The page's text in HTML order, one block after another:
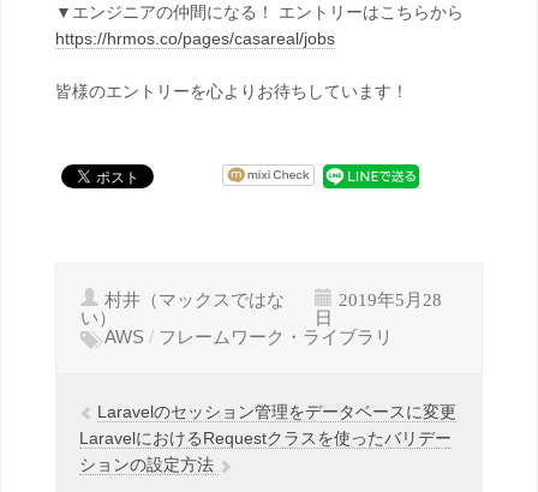
▼エンジニアの仲間になる！ エントリーはこちらから
https://hrmos.co/pages/casareal/jobs
皆様のエントリーを心よりお待ちしています！
村井（マックスではな
い）
2019年5月28
日
AWS / フレームワーク・ライブラリ
Laravelのセッション管理をデータベースに変更
LaravelにおけるRequestクラスを使ったバリデー
ションの設定方法